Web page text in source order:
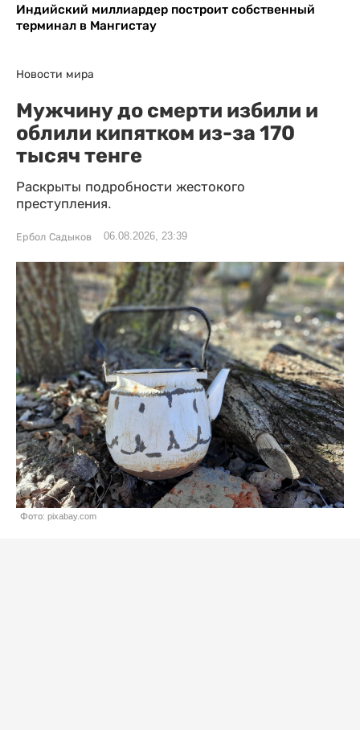
Индийский миллиардер построит собственный
терминал в Мангистау
Новости мира
Мужчину до смерти избили и
облили кипятком из-за 170
тысяч тенге
Раскрыты подробности жестокого
преступления.
Ербол Садыков 06.08.2026, 23:39
Фото: pixabay.com